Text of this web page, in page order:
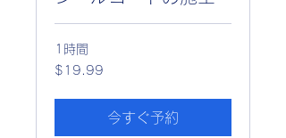
1時間
19.99
米
ル
$19.99
今すぐ予約